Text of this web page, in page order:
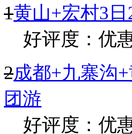
1黄山+宏村3
好评度： 优
2成都+九寨沟
团游
好评度： 优